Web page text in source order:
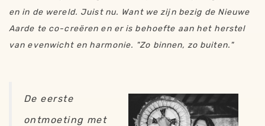
en in de wereld. Juist nu. Want we zijn bezig de Nieuwe
Aarde te co-creëren en er is behoefte aan het herstel
van evenwicht en harmonie. "Zo binnen, zo buiten."
De eerste
ontmoeting met